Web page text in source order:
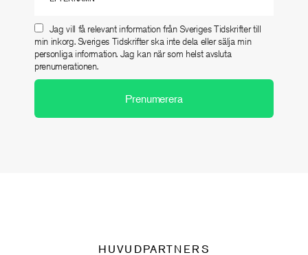
Jag vill få relevant information från Sveriges Tidskrifter till
min inkorg. Sveriges Tidskrifter ska inte dela eller sälja min
personliga information. Jag kan när som helst avsluta
prenumerationen.
HUVUDPARTNERS